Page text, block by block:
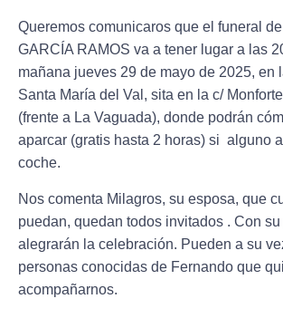
Queremos comunicaros que el funeral de
GARCÍA RAMOS va a tener lugar a las
mañana jueves 29 de mayo de 2025, en
Santa María del Val, sita en la c/
(frente a La Vaguada), donde podrán
aparcar (gratis hasta 2 horas) si alguno
coche.
Nos comenta Milagros, su esposa, que
puedan, quedan todos invitados . Con
alegrarán la celebración. Pueden a su
personas conocidas de Fernando que
acompañarnos.